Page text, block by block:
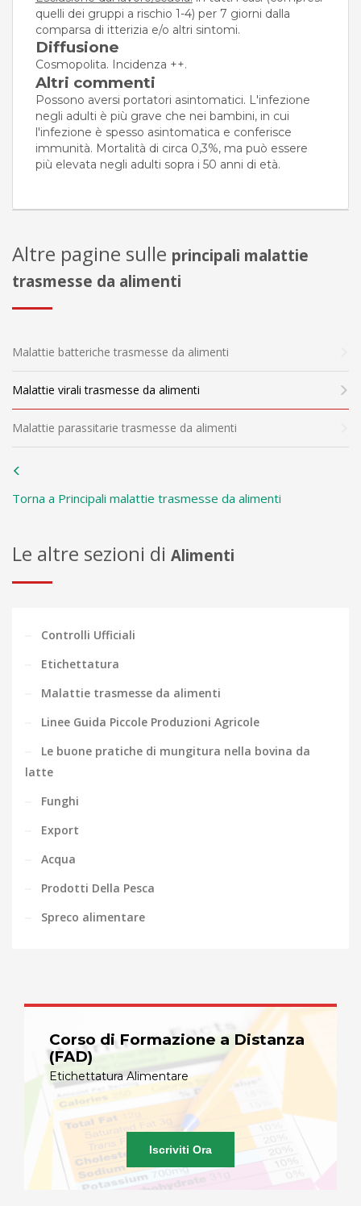
quelli dei gruppi a rischio 1-4) per 7 giorni dalla
comparsa di itterizia e/o altri sintomi.
Diffusione
Cosmopolita. Incidenza ++.
Altri commenti
Possono aversi portatori asintomatici. L'infezione
negli adulti è più grave che nei bambini, in cui
l'infezione è spesso asintomatica e conferisce
immunità. Mortalità di circa 0,3%, ma può essere
più elevata negli adulti sopra i 50 anni di età.
Altre pagine sulle principali malattie
trasmesse da alimenti
Malattie batteriche trasmesse da alimenti
Malattie virali trasmesse da alimenti
Malattie parassitarie trasmesse da alimenti
Torna a Principali malattie trasmesse da alimenti
Le altre sezioni di Alimenti
Controlli Ufficiali
Etichettatura
Malattie trasmesse da alimenti
Linee Guida Piccole Produzioni Agricole
Le buone pratiche di mungitura nella bovina da
latte
Funghi
Export
Acqua
Prodotti Della Pesca
Spreco alimentare
Corso di Formazione a Distanza
(FAD)
Etichettatura Alimentare
Iscriviti Ora